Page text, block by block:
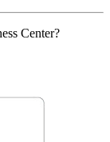
Center?